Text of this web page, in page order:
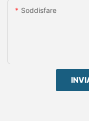
Soddisfare